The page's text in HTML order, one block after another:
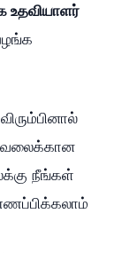
உதவியாளர்
நீங்கள்